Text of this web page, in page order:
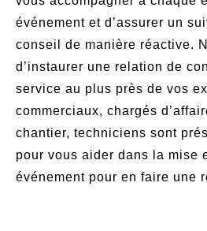
événement et d’assurer un
conseil de manière réactive.
d’instaurer une relation de
service au plus près de vos
commerciaux, chargés
chantier, techniciens sont
pour vous aider dans la mise
événement pour en faire une